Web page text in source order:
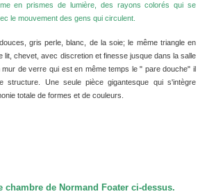
en prismes de lumière, des rayons colorés qui se
le mouvement des gens qui circulent.
gris perle, blanc, de la soie; le même triangle en
lit, chevet, avec discretion et finesse jusque dans la salle
de verre qui est en même temps le " pare douche" il
structure. Une seule pièce gigantesque qui s'intègre
totale de formes et de couleurs.
chambre de Normand Foater ci-dessus.